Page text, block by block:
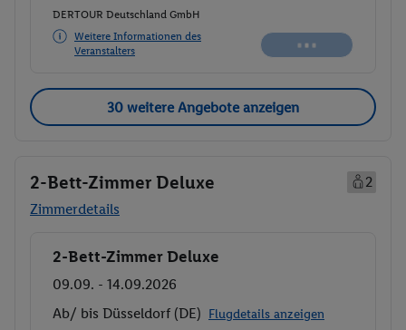
DERTOUR Deutschland GmbH
Weitere Informationen des
Veranstalters
30 weitere Angebote anzeigen
2-Bett-Zimmer Deluxe
2
Zimmerdetails
Buchen
2-Bett-Zimmer Deluxe
09.09. - 14.09.2026
Ab/ bis Düsseldorf (DE) Flugdetails anzeigen